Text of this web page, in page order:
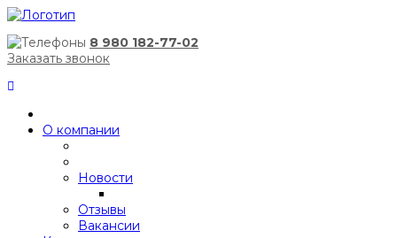
8 980 182-77-02
Заказать звонок
О компании
Новости
Отзывы
Вакансии